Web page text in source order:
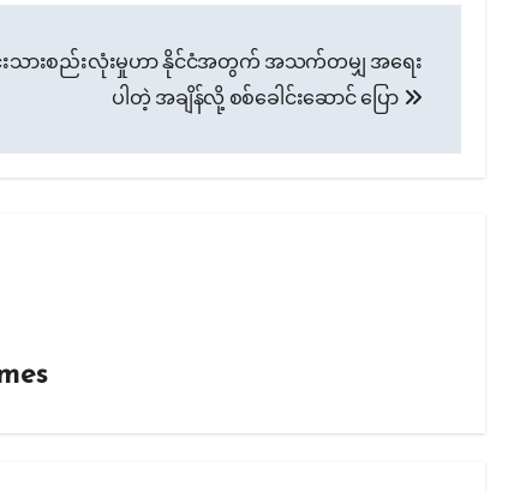
းသားစည်းလုံးမှုဟာ နိုင်ငံအတွက် အသက်တမျှ အရေး
ပါတဲ့ အချိန်လို့ စစ်ခေါင်းဆောင် ပြော